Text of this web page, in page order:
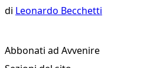
di Leonardo Becchetti
Abbonati ad Avvenire